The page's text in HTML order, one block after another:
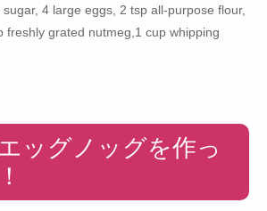
4 large eggs, 2 tsp all-purpose flour,
freshly grated nutmeg,1 cup whipping
ッグノッグを作っ